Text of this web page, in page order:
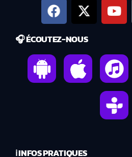
🎧 ÉCOUTEZ-NOUS
ℹ️ INFOS PRATIQUES